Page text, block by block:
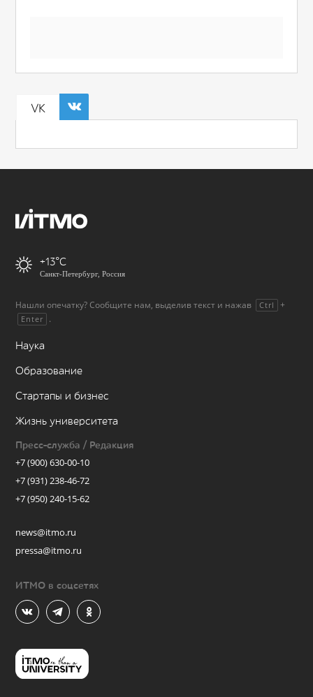
VK
+13
Санкт-Петербург, Россия
Нашли опечатку? Сообщите нам, выделив текст и нажав Ctrl +
Enter .
Наука
Образование
Стартапы и бизнес
Жизнь университета
Пресс-служба / Редакция
+7 (900) 630-00-10
+7 (931) 238-46-72
+7 (950) 240-15-62
news@itmo.ru
pressa@itmo.ru
ИТМО в соцсетях